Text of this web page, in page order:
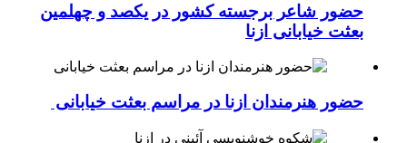
حضور شاعر برجسته کشور در یکصد و چهلمین
بعثت خیابانی ازنا
حضور هنرمندان ازنا در مراسم بعثت خیابانی